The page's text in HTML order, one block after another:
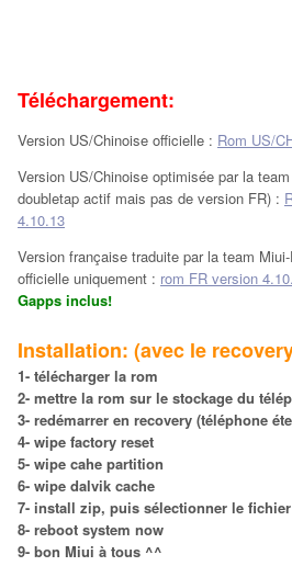
Téléchargement:
Version US/Chinoise officielle : Rom US/
Version US/Chinoise optimisée par la
doubletap actif mais pas de version FR) :
4.10.13
Version française traduite par la team
officielle uniquement : rom FR version
Gapps inclus!
Installation: (avec le
1- télécharger la rom
2- mettre la rom sur le stockage du
3- redémarrer en recovery (téléphone
4- wipe factory reset
5- wipe cahe partition
6- wipe dalvik cache
7- install zip, puis sélectionner le
8- reboot system now
9- bon Miui à tous ^^